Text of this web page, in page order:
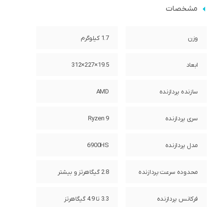
مشخصات
وزن 1.7 کیلوگرم
ابعاد 19.5×227×312
سازنده پردازنده AMD
سری پردازنده Ryzen 9
مدل پردازنده 6900HS
محدوده سرعت پردازنده 2.8 گیگاهرتز و بیشتر
فرکانس پردازنده 3.3 تا 4.9 گیگاهرتز